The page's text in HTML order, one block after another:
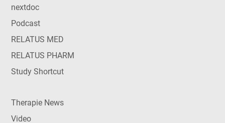
nextdoc
Podcast
RELATUS MED
RELATUS PHARM
Study Shortcut
Therapie News
Video